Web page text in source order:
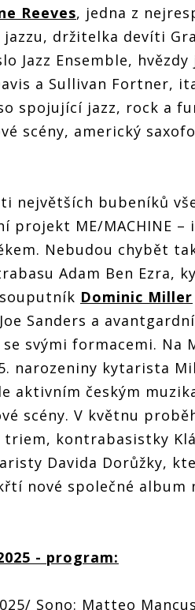
Reeves, jedna z
držitelka devíti
Jazz Ensemble,
a Sullivan Fortner,
spojující jazz, rock a
scény, americký
největších bubeníků
projekt ME/MACHINE
Nebudou chybět
Adam Ben Ezra,
Dominic Miller
Sanders a
svými formacemi. Na
narozeniny kytarista
aktivním českým
scény. V květnu
triem, kontrabasistky
Davida Dorůžky,
nové společné album
- program:
Sono: Matteo